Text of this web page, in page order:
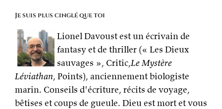
Je suis plus cinglé que toi
Lionel Davoust est un écrivain de
fantasy et de thriller (« Les Dieux
sauvages », Critic,Le Mystère
Léviathan, Points), anciennement biologiste
marin. Conseils d'écriture, récits de voyage,
bêtises et coups de gueule. Dieu est mort et vous